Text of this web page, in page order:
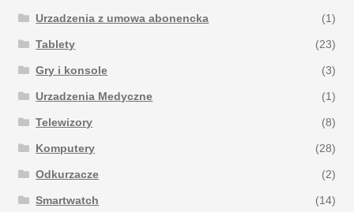
Urzadzenia z umowa abonencka (1)
Tablety (23)
Gry i konsole (3)
Urzadzenia Medyczne (1)
Telewizory (8)
Komputery (28)
Odkurzacze (2)
Smartwatch (14)